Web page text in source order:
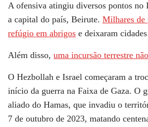
A ofensiva atingiu diversos pontos
a capital do país, Beirute. Milhares de
refúgio em abrigos e deixaram
Além disso, uma incursão terrestre
O Hezbollah e Israel começaram a
início da guerra na Faixa de Gaza. O
aliado do Hamas, que invadiu o
7 de outubro de 2023, matando